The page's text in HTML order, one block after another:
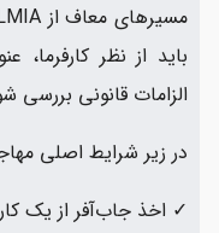
باید از نظر
الزامات قانونی بررسی
در زیر شرایط اصلی
✓ اخذ جاب‌آفر از یک